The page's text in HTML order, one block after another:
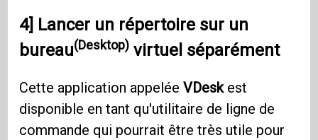
4] Lancer un répertoire sur un
bureau(Desktop) virtuel séparément
Cette application appeléeVDeskest
disponible en tant qu'utilitaire de ligne de
commande qui pourrait être très utile pour